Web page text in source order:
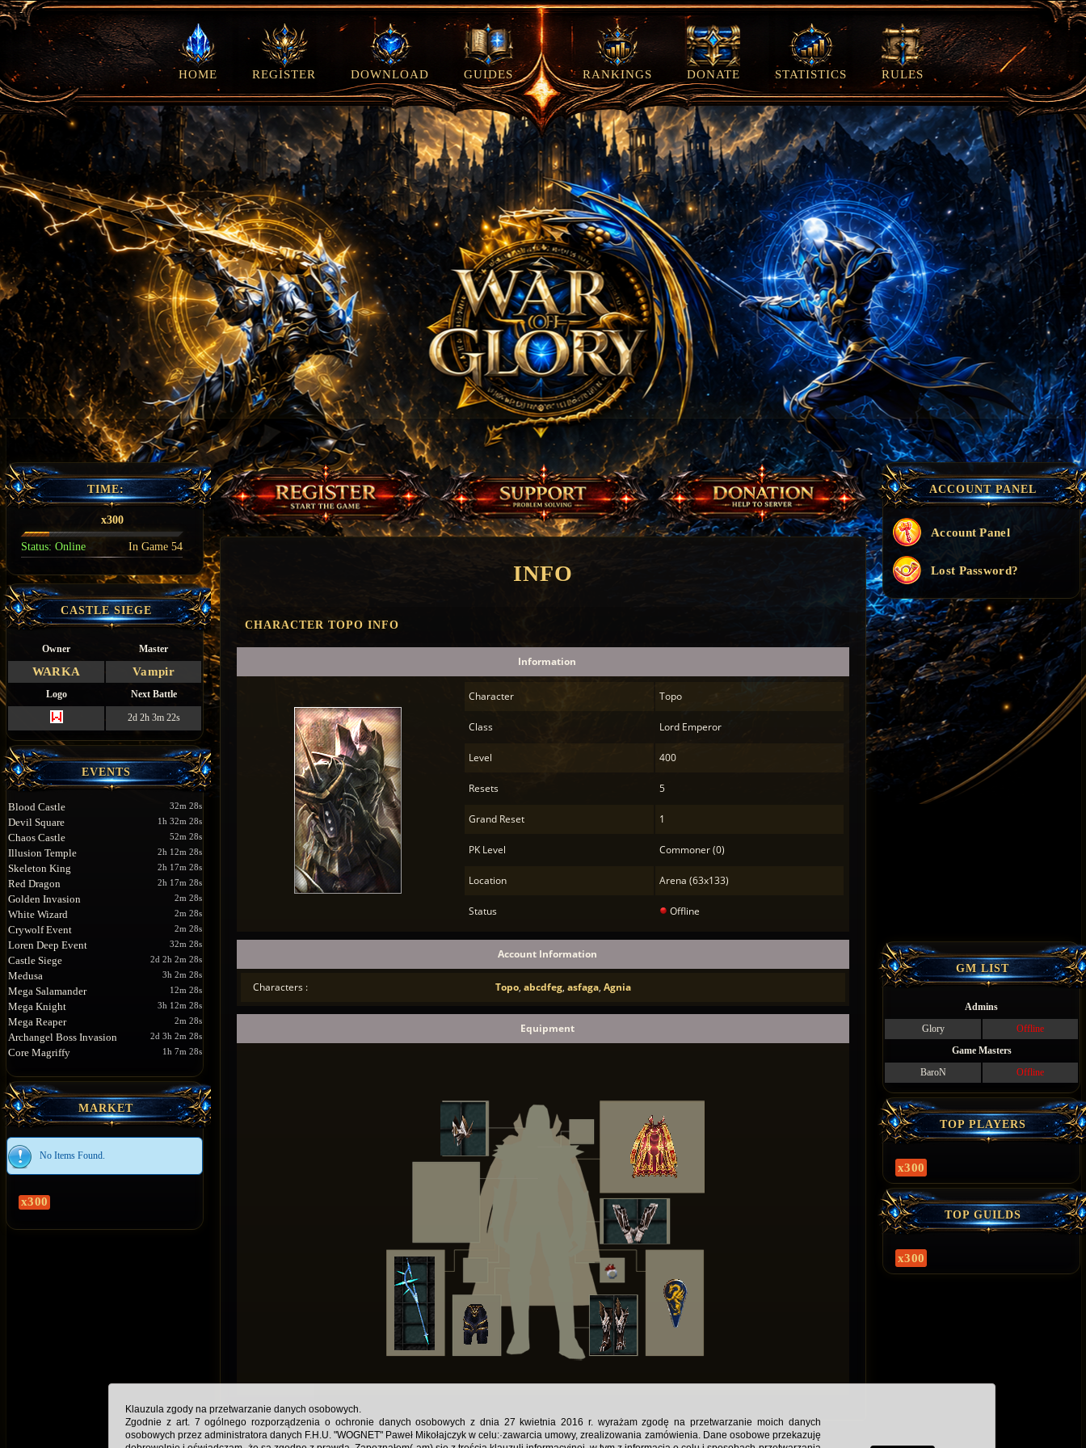
HOME REGISTER DOWNLOAD GUIDES RANKINGS DONATE STATISTICS RULES
TIME:
x300
Status: Online In Game 54
CASTLE SIEGE
Owner Master
WARKA Vampir
Logo Next Battle
2d 2h 3m 20s
EVENTS
Blood Castle 32m 28s
Devil Square 1h 32m 28s
Chaos Castle 52m 28s
Illusion Temple 2h 12m 28s
Skeleton King 2h 17m 28s
Red Dragon 2h 17m 28s
Golden Invasion 2m 28s
White Wizard 2m 28s
Crywolf Event 2m 28s
Loren Deep Event 32m 28s
Castle Siege 2d 2h 2m 28s
Medusa 3h 2m 28s
Mega Salamander 12m 28s
Mega Knight 3h 12m 28s
Mega Reaper 2m 28s
Archangel Boss Invasion 2d 3h 2m 28s
Core Magriffy 1h 7m 28s
MARKET
No Items Found.
x300
INFO
CHARACTER TOPO INFO
Information
Character Topo
Class Lord Emperor
Level 400
Resets 5
Grand Reset 1
PK Level Commoner (0)
Location Arena (63x133)
Status Offline
Account Information
Characters : Topo, abcdfeg, asfaga, Agnia
Equipment
ACCOUNT PANEL
Account Panel
Lost Password?
GM LIST
Admins
Glory
Offline
Game Masters
BaroN
Offline
TOP PLAYERS
x300
TOP GUILDS
x300
Klauzula zgody na przetwarzanie danych osobowych.
Zgodnie z art. 7 ogólnego rozporządzenia o ochronie danych osobowych z dnia 27 kwietnia 2016 r. wyrażam zgodę na przetwarzanie moich danych
osobowych przez administratora danych F.H.U. "WOGNET" Paweł Mikołajczyk w celu:·zawarcia umowy, zrealizowania zamówienia. Dane osobowe przekazuję